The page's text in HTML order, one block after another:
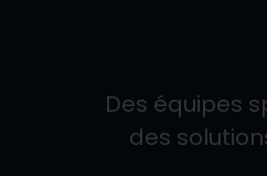
Des équipes
des